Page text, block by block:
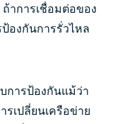
าการเชื่อมต่อของ
องกันการรั่วไหล
การป้องกันแม้ว่า
รเปลี่ยนเครือข่าย